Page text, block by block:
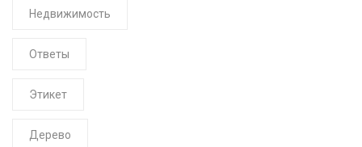
Недвижимость
Ответы
Этикет
Дерево